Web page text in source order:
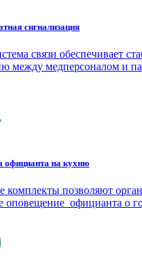
сигнализация
связи обеспечивает
между медперсоналом и
официанта на кухню
комплекты позволяют
оповещение официанта о